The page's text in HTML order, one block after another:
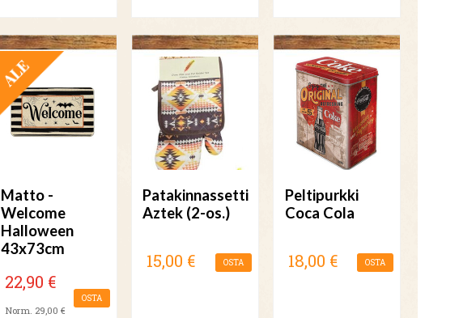
TARJOUS
Matto -
Welcome
Halloween
43x73cm
22,90 €
Norm. 29,00 €
OSTA
Patakinnassetti
Aztek (2-os.)
15,00 € OSTA
Peltipurkki
Coca Cola
18,00 € OSTA